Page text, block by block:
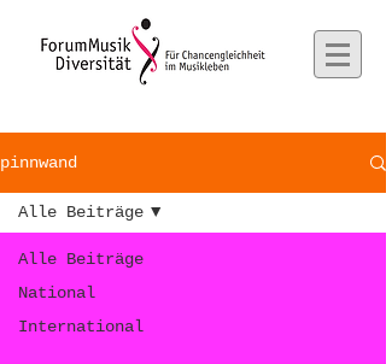
pinnwand
Alle Beiträge
National
International
Alle Beiträge